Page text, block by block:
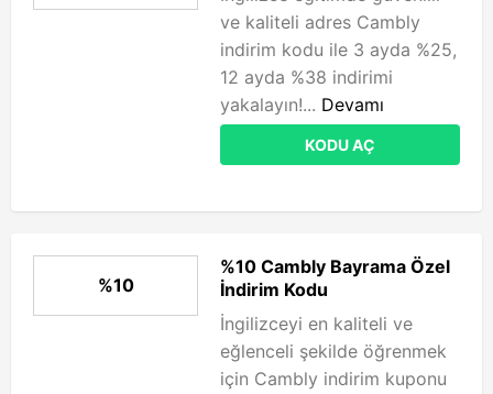
ve kaliteli adres Cambly
indirim kodu ile 3 ayda %25,
12 ayda %38 indirimi
yakalayın!... Devamı
KODU AÇ
%10
%10 Cambly Bayrama Özel
İndirim Kodu
İngilizceyi en kaliteli ve
eğlenceli şekilde öğrenmek
için Cambly indirim kuponu